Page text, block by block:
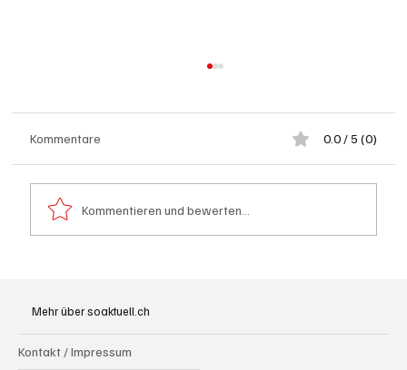
Kommentare 0.0 / 5 (0)
Kommentieren und bewerten...
Mehr über soaktuell.ch
Kontakt / Impressum